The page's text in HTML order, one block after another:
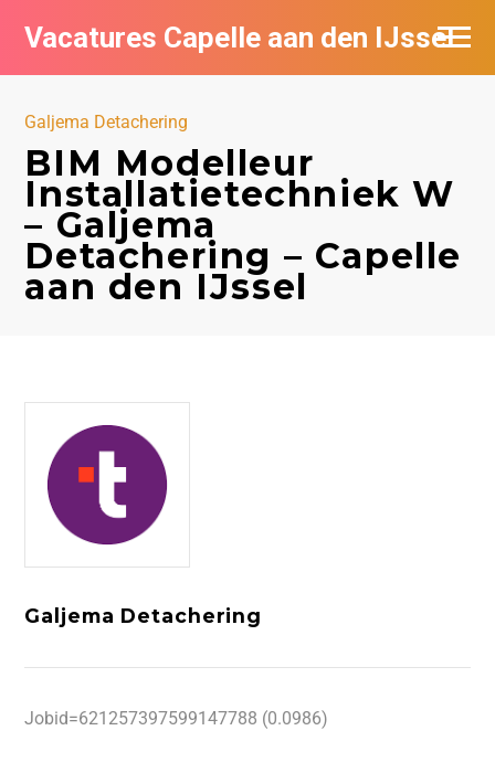
Vacatures Capelle aan den IJssel
Galjema Detachering
BIM Modelleur
Installatietechniek W
– Galjema
Detachering – Capelle
aan den IJssel
Galjema Detachering
Jobid=621257397599147788 (0.0986)